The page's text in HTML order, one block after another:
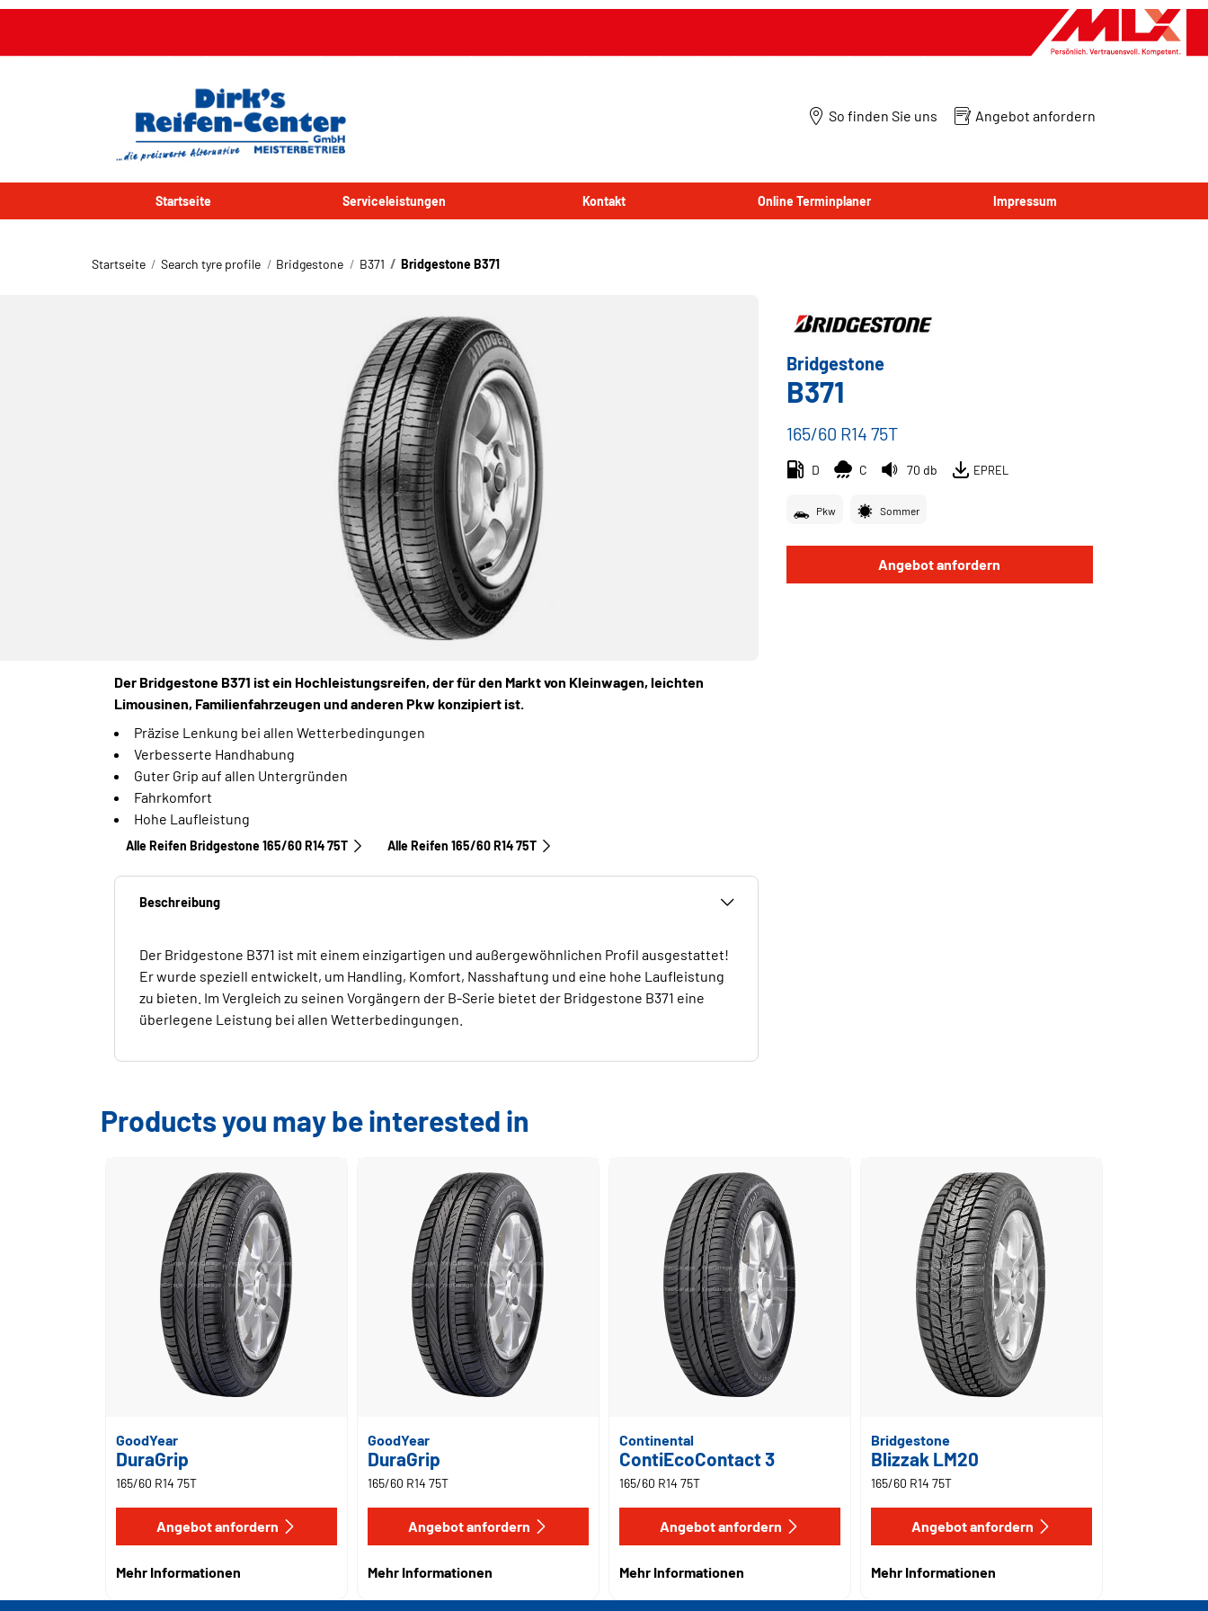
So finden Sie uns Angebot anfordern
Startseite Serviceleistungen Kontakt Online Terminplaner Impressum
Startseite Search tyre profile Bridgestone B371 Bridgestone B371
Der Bridgestone B371 ist ein Hochleistungsreifen, der für den Markt von Kleinwagen, leichten
Limousinen, Familienfahrzeugen und anderen Pkw konzipiert ist.
Präzise Lenkung bei allen Wetterbedingungen
Verbesserte Handhabung
Guter Grip auf allen Untergründen
Fahrkomfort
Hohe Laufleistung
Alle Reifen Bridgestone 165/60 R14 75T Alle Reifen‎ 165/60 R14 75T
Beschreibung
Der Bridgestone B371 ist mit einem einzigartigen und außergewöhnlichen Profil ausgestattet!
Er wurde speziell entwickelt, um Handling, Komfort, Nasshaftung und eine hohe Laufleistung
zu bieten. Im Vergleich zu seinen Vorgängern der B-Serie bietet der Bridgestone B371 eine
überlegene Leistung bei allen Wetterbedingungen.
Bridgestone
B371
165/60 R14 75T
D C 70 db EPREL
Pkw Sommer
Angebot anfordern
Products you may be interested in
GoodYear
DuraGrip
165/60 R14 75T
Angebot anfordern
Mehr Informationen
GoodYear
DuraGrip
165/60 R14 75T
Angebot anfordern
Mehr Informationen
Continental
ContiEcoContact 3
165/60 R14 75T
Angebot anfordern
Mehr Informationen
Bridgestone
Blizzak LM20
165/60 R14 75T
Angebot anfordern
Mehr Informationen